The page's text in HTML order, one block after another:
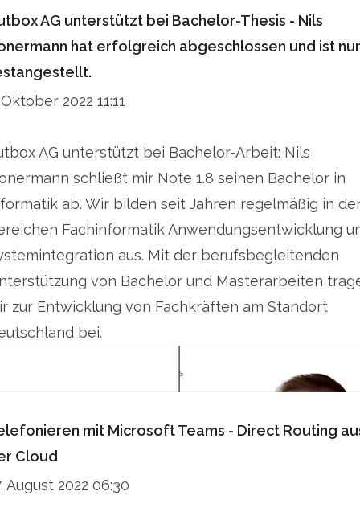
AG unterstützt bei Bachelor-Thesis - Nils
hat erfolgreich abgeschlossen und ist
2022 11:11
AG unterstützt bei Bachelor-Arbeit: Nils
schließt mir Note 1.8 seinen Bachelor in
ab. Wir bilden seit Jahren regelmäßig in
Fachinformatik Anwendungsentwicklung
aus. Mit der berufsbegleitenden
von Bachelor und Masterarbeiten
zur Entwicklung von Fachkräften am Standort
bei.
mit Microsoft Teams - Direct Routing
Cloud
August 2022 06:30